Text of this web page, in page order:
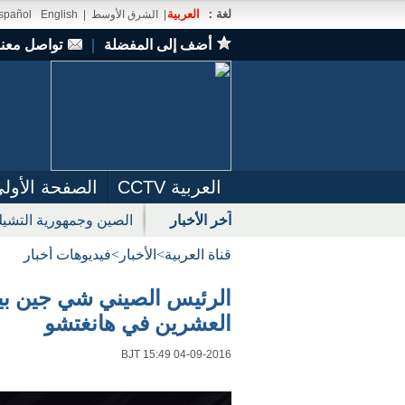
لغة： العربية الشرق الأوسط English
أضف إلى المفضلة تواصل
العربية CCTV الصفحة
آخر الأخبار الصين وجمهورية
قناة العربية> الأخبار >فيديوهات أخبار
الرئيس الصيني شي جين
العشرين في هانغتشو
BJT 15:49 04-09-2016